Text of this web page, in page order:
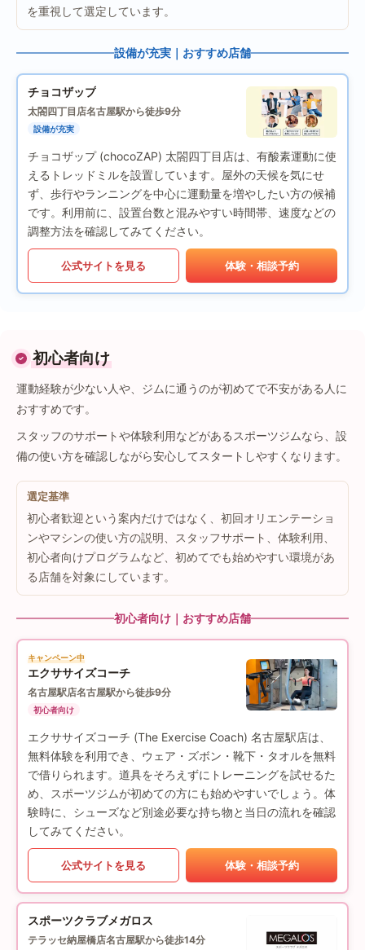
を重視して選定しています。
設備が充実｜おすすめ店舗
チョコザップ
太閤四丁目店名古屋駅から徒歩9分
設備が充実
チョコザップ (chocoZAP) 太閤四丁目店は、有酸素運動に使
えるトレッドミルを設置しています。屋外の天候を気にせ
ず、歩行やランニングを中心に運動量を増やしたい方の候補
です。利用前に、設置台数と混みやすい時間帯、速度などの
調整方法を確認してみてください。
公式サイトを見る 体験・相談予約
初心者向け
運動経験が少ない人や、ジムに通うのが初めてで不安がある人に
おすすめです。
スタッフのサポートや体験利用などがあるスポーツジムなら、設
備の使い方を確認しながら安心してスタートしやすくなります。
選定基準
初心者歓迎という案内だけではなく、初回オリエンテーショ
ンやマシンの使い方の説明、スタッフサポート、体験利用、
初心者向けプログラムなど、初めてでも始めやすい環境があ
る店舗を対象にしています。
初心者向け｜おすすめ店舗
キャンペーン中
エクササイズコーチ
名古屋駅店名古屋駅から徒歩9分
初心者向け
エクササイズコーチ (The Exercise Coach) 名古屋駅店は、
無料体験を利用でき、ウェア・ズボン・靴下・タオルを無料
で借りられます。道具をそろえずにトレーニングを試せるた
め、スポーツジムが初めての方にも始めやすいでしょう。体
験時に、シューズなど別途必要な持ち物と当日の流れを確認
してみてください。
公式サイトを見る 体験・相談予約
スポーツクラブメガロス
テラッセ納屋橋店名古屋駅から徒歩14分